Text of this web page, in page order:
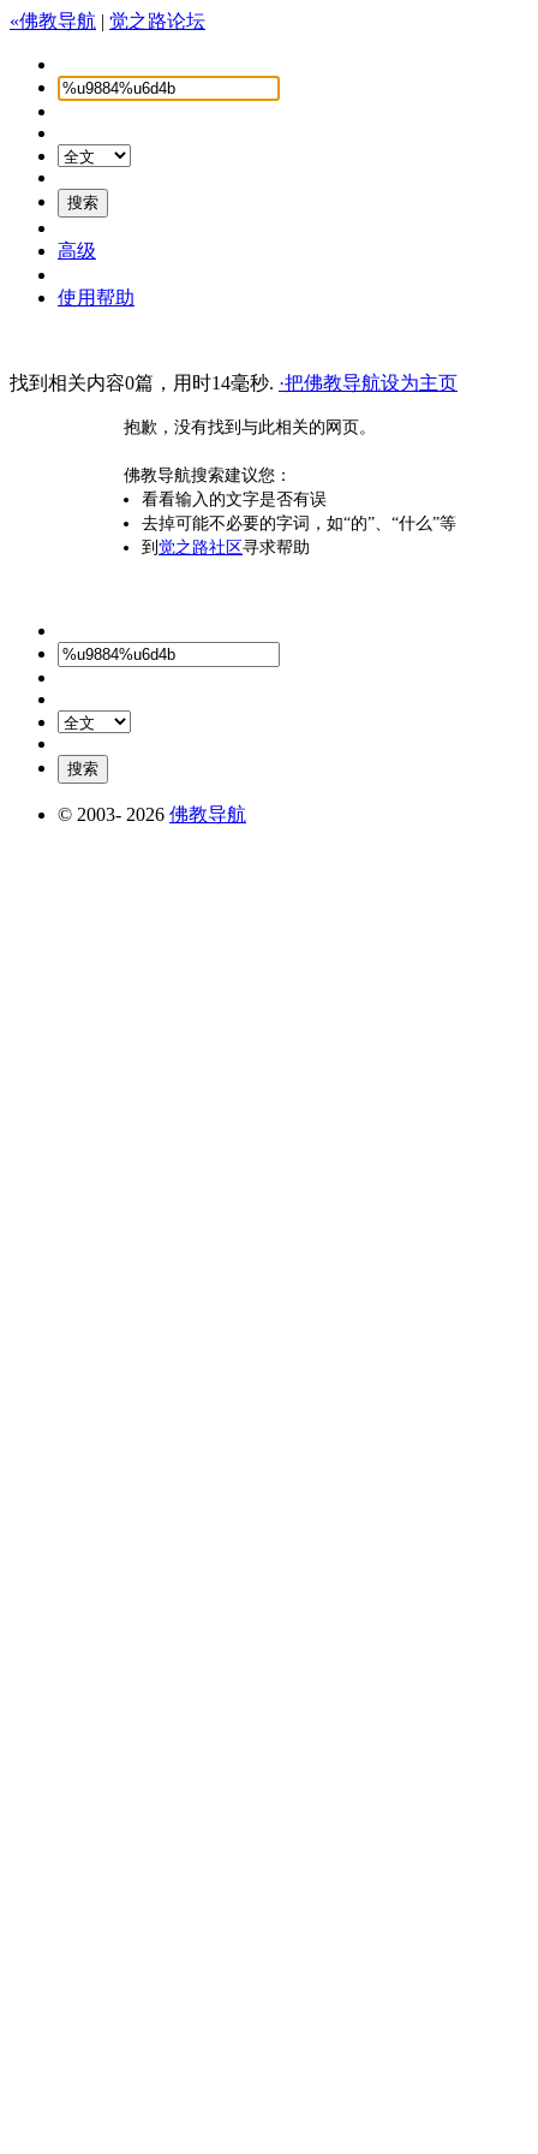
«佛教导航 | 觉之路论坛
高级
使用帮助
找到相关内容0篇，用时14毫秒. ·把佛教导航设为主页
抱歉，没有找到与此相关的网页。
佛教导航搜索建议您：
看看输入的文字是否有误
去掉可能不必要的字词，如“的”、“什么”等
到 觉之路社区寻求帮助
© 2003- 2026 佛教导航